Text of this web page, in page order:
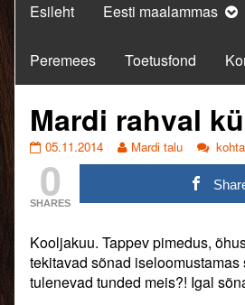
Esileht Eesti maalammas
Peremees Toetusfond
Mardi rahval
Mardi
külas.
published
on
05.11.2014
Read
more
of
Mardi
rahval
külas.,
Mardi talu
Mardi
rahval
külas.
0
SHARES
Kooljakuu. Tappev pimedus,
tekitavad sõnad
tulenevad tunded meis?! Igal